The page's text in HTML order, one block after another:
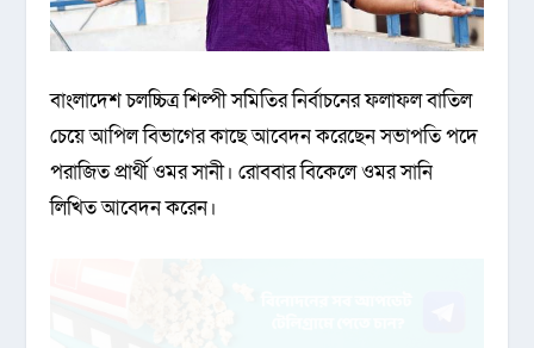
বাংলাদেশ চলচ্চিত্র শিল্পী সমিতির নির্বাচনের ফলাফল বাতিল
চেয়ে আপিল বিভাগের কাছে আবেদন করেছেন সভাপতি পদে
পরাজিত প্রার্থী ওমর সানী। রোববার বিকেলে ওমর সানি
লিখিত আবেদন করেন।